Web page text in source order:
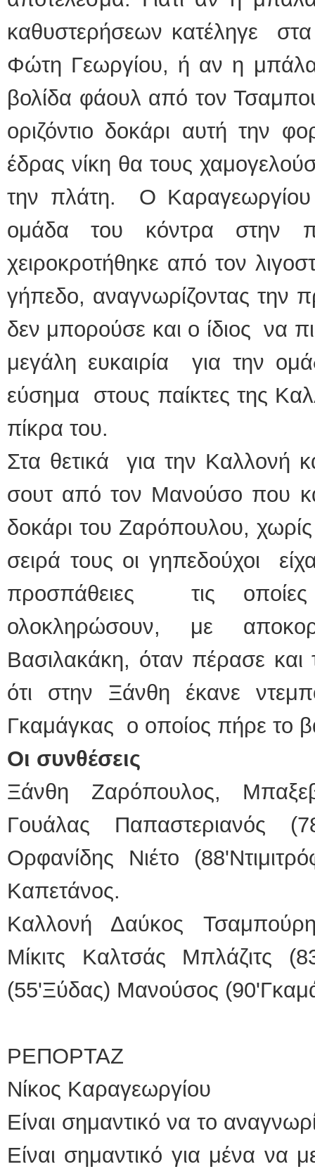
καθυστερήσεων κατέληγε
Φώτη Γεωργίου, ή αν η
βολίδα φάουλ από τον
οριζόντιο δοκάρι αυτή την
έδρας νίκη θα τους
την πλάτη. Ο
ομάδα του κόντρα στην
χειροκροτήθηκε από τον
γήπεδο, αναγνωρίζοντας την
δεν μπορούσε και ο ίδιος να
μεγάλη ευκαιρία για την
εύσημα στους παίκτες της
πίκρα του.
Στα θετικά για την Καλλονή
σουτ από τον Μανούσο που
δοκάρι του Ζαρόπουλου,
σειρά τους οι γηπεδούχοι
προσπάθειες τις
ολοκληρώσουν, με
Βασιλακάκη, όταν πέρασε
ότι στην Ξάνθη έκανε
Γκαμάγκας ο οποίος πήρε το
Οι συνθέσεις
Ξάνθη Ζαρόπουλος,
Γουάλας Παπαστεριανός
Ορφανίδης Νιέτο
Καπετάνος.
Καλλονή Δαύκος
Μίκιτς Καλτσάς Μπλάζιτς
(55'Ξύδας) Μανούσος
ΡΕΠΟΡΤΑΖ
Νίκος Καραγεωργίου
Είναι σημαντικό να το
Είναι σημαντικό για μένα να